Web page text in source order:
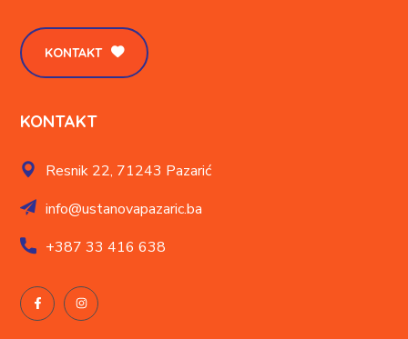
KONTAKT
KONTAKT
Resnik 22, 71243 Pazarić
info@ustanovapazaric.ba
+38733 416 638